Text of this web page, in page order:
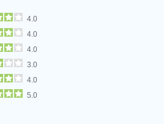
4.0
4.0
4.0
3.0
4.0
5.0